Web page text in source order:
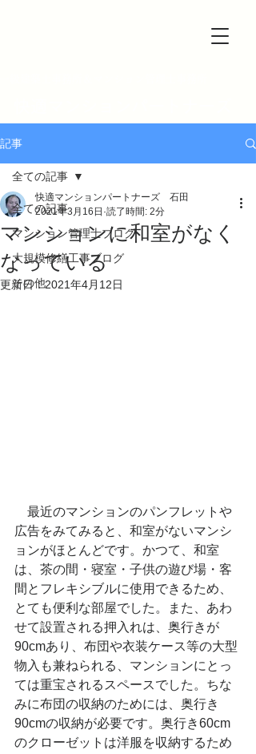
記事
全ての記事
マンション管理士ブログ
大規模修繕工事ブログ
その他
全ての記事
マンションに和室がなく
なっている
快適マンションパートナーズ 石田
2021年3月16日 読了時間: 2分
更新日：2021年4月12日
最近のマンションのパンフレットや
広告をみてみると、和室がないマンシ
ョンがほとんどです。かつて、和室
は、茶の間・寝室・子供の遊び場・客
間とフレキシブルに使用できるため、
とても便利な部屋でした。また、あわ
せて設置される押入れは、奥行きが
90cmあり、布団や衣装ケース等の大型
物入も兼ねられる、マンションにとっ
ては重宝されるスペースでした。ちな
みに布団の収納のためには、奥行き
90cmの収納が必要です。奥行き60cm
のクローゼットは洋服を収納するため